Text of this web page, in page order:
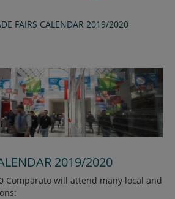
FAIRS CALENDAR 2019/2020
2019/2020
Comparato will attend many local and